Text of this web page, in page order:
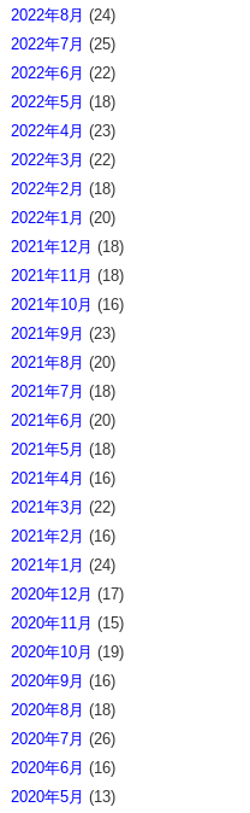
2022年8月 (24)
2022年7月 (25)
2022年6月 (22)
2022年5月 (18)
2022年4月 (23)
2022年3月 (22)
2022年2月 (18)
2022年1月 (20)
2021年12月 (18)
2021年11月 (18)
2021年10月 (16)
2021年9月 (23)
2021年8月 (20)
2021年7月 (18)
2021年6月 (20)
2021年5月 (18)
2021年4月 (16)
2021年3月 (22)
2021年2月 (16)
2021年1月 (24)
2020年12月 (17)
2020年11月 (15)
2020年10月 (19)
2020年9月 (16)
2020年8月 (18)
2020年7月 (26)
2020年6月 (16)
2020年5月 (13)